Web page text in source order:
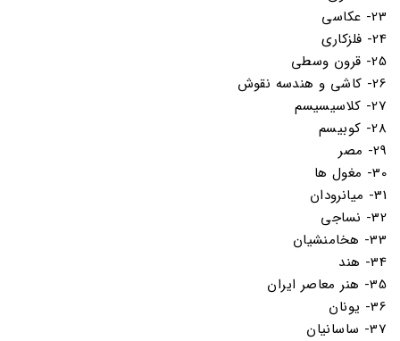
23- عکاسی
24- فلزکاری
25- قرون وسطی
26- کاشی و هندسه نقوش
27- کلاسیسیسم
28- کوبیسم
29- مصر
30- مغول ها
31- میانرودان
32- نساجی
33- هخامنشیان
34- هند
35- هنر معاصر ایران
36- یونان
37- ساسانیان